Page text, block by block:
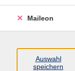
Maileon
Auswahl
speichern